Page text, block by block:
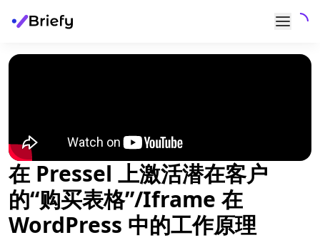
在 Pressel 上激活潜在客户
的“购买表格”/Iframe 在
WordPress 中的工作原理